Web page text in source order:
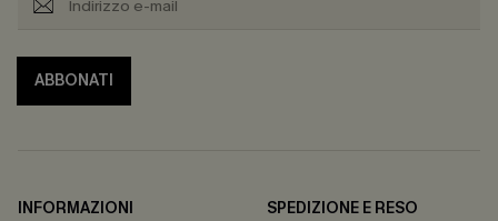
ABBONATI
INFORMAZIONI
SPEDIZIONE E RESO